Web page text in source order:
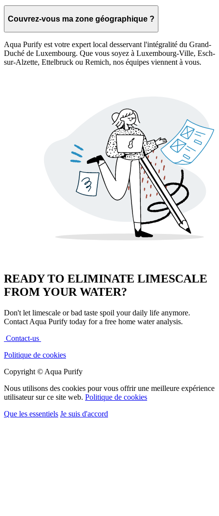
Couvrez-vous ma zone géographique ?
Aqua Purify est votre expert local desservant l'intégralité du Grand-
Duché de Luxembourg. Que vous soyez à Luxembourg-Ville, Esch-
sur-Alzette, Ettelbruck ou Remich, nos équipes viennent à vous.
READY TO ELIMINATE LIMESCALE
FROM YOUR WATER?
Don't let limescale or bad taste spoil your daily life anymore.
Contact Aqua Purify today for a free home water analysis.
Contact-us
Politique de cookies
Copyright © Aqua Purify
Nous utilisons des cookies pour vous offrir une meilleure expérience
utilisateur sur ce site web. Politique de cookies
Que les essentiels Je suis d'accord